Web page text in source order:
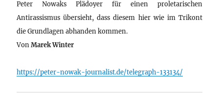
Peter Nowaks Plädoyer für einen proletarischen
Antirassismus übersieht, dass diesem hier wie im Trikont
die Grundlagen abhanden kommen.
VonMarek Winter
https://peter-nowak-journalist.de/telegraph-133134/